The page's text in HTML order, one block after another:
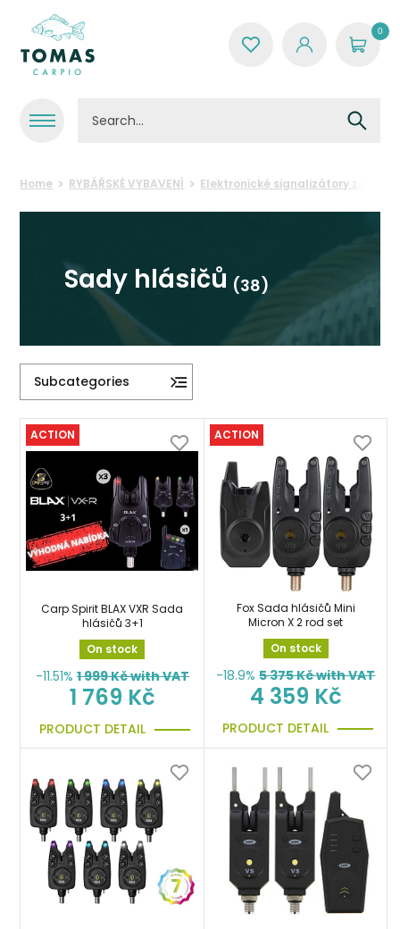
0
Home RYBÁŘSKÉ VYBAVENÍ Elektronické signalizátory záběru
Sady hlásičů (38)
Subcategories
ACTION
Carp Spirit BLAX VXR Sada
hlásičů 3+1
On stock
-11.51% 1 999Kč with VAT
1 769 Kč
PRODUCT DETAIL
ACTION
Fox Sada hlásičů Mini
Micron X 2 rod set
On stock
-18.9% 5 375Kč with VAT
4 359 Kč
PRODUCT DETAIL